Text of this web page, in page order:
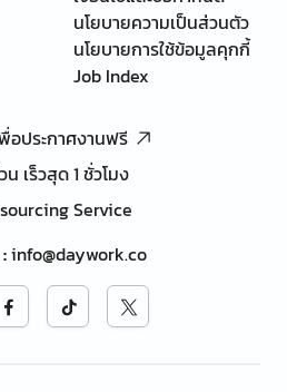
นโยบายความเป็นส่วนตัว
นโยบายการใช้ข้อมูลคุกกี้
Job Index
อประกาศงานฟรี
เร็วสุด 1 ชั่วโมง
Service
:info@daywork.co